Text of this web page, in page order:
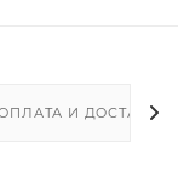
И ДОСТАВКА